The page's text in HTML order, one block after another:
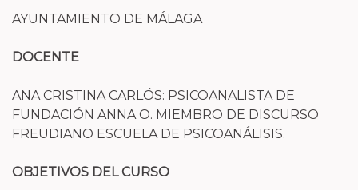
AYUNTAMIENTO DE MÁLAGA
DOCENTE
ANA CRISTINA CARLÓS: PSICOANALISTA DE
FUNDACIÓN ANNA O. MIEMBRO DE DISCURSO
FREUDIANO ESCUELA DE PSICOANÁLISIS.
OBJETIVOS DEL CURSO